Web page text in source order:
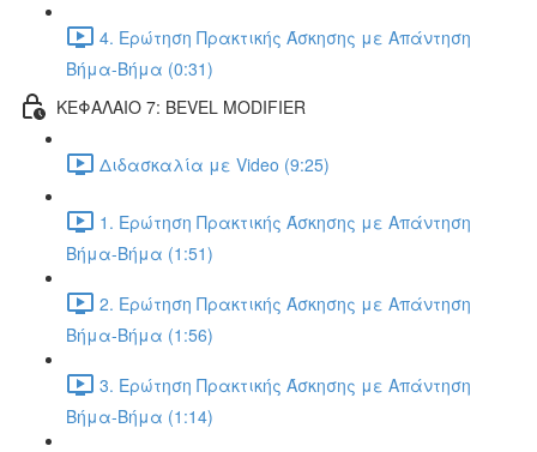
4. Ερώτηση Πρακτικής Άσκησης με Απάντηση
Βήμα-Βήμα (0:31)
ΚΕΦΑΛΑΙΟ 7: BEVEL MODIFIER
Διδασκαλία με Video (9:25)
1. Ερώτηση Πρακτικής Άσκησης με Απάντηση
Βήμα-Βήμα (1:51)
2. Ερώτηση Πρακτικής Άσκησης με Απάντηση
Βήμα-Βήμα (1:56)
3. Ερώτηση Πρακτικής Άσκησης με Απάντηση
Βήμα-Βήμα (1:14)